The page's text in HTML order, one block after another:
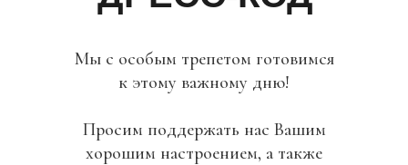
Мы с особым трепетом готовимся
к этому важному дню!
Просим поддержать нас Вашим
хорошим настроением, а также